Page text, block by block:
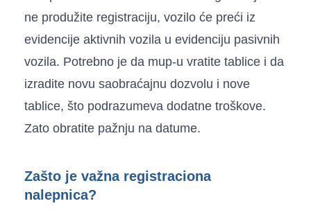
ne produžite registraciju, vozilo će preći iz
evidencije aktivnih vozila u evidenciju pasivnih
vozila. Potrebno je da mup-u vratite tablice i da
izradite novu saobraćajnu dozvolu i nove
tablice, što podrazumeva dodatne troškove.
Zato obratite pažnju na datume.
Zašto je važna registraciona
nalepnica?